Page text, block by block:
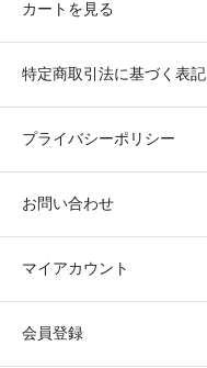
カートを見る
特定商取引法に基づく表記
プライバシーポリシー
お問い合わせ
マイアカウント
会員登録